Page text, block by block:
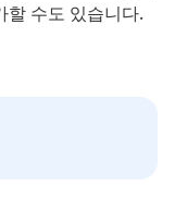
할 수도 있습니다.